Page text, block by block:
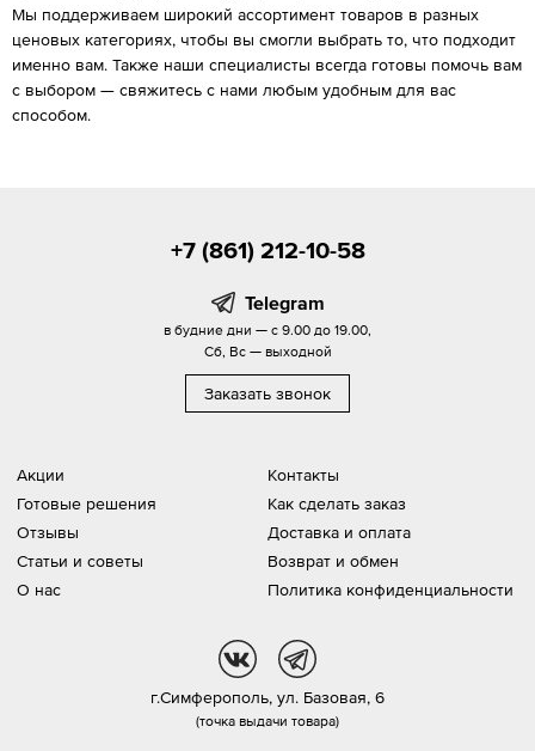
Мы поддерживаем широкий ассортимент товаров в разных
ценовых категориях, чтобы вы смогли выбрать то, что подходит
именно вам. Также наши специалисты всегда готовы помочь вам
с выбором — свяжитесь с нами любым удобным для вас
способом.
Акции
Готовые решения
Отзывы
Статьи и советы
О нас
Контакты
Как сделать заказ
Доставка и оплата
Возврат и обмен
Политика конфиденциальности
+7 (861) 212-10-58
Telegram
в будние дни — с 9.00 до 19.00,
Сб, Вс — выходной
Заказать звонок
г.Симферополь, ул. Базовая, 6
(точка выдачи товара)